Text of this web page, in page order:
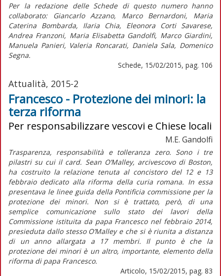
Per la redazione delle Schede di questo numero hanno
collaborato: Giancarlo Azzano, Marco Bernardoni, Maria
Caterina Bombarda, Ilaria Chia, Eleonora Corti Savarese,
Andrea Franzoni, Maria Elisabetta Gandolfi, Marco Giardini,
Manuela Panieri, Valeria Roncarati, Daniela Sala, Domenico
Segna.
Schede, 15/02/2015, pag. 106
Attualità, 2015-2
Francesco - Protezione dei minori: la
terza riforma
Per responsabilizzare vescovi e Chiese locali
M.E. Gandolfi
Trasparenza, responsabilità e tolleranza zero. Sono i tre
pilastri su cui il card. Sean O’Malley, arcivescovo di Boston,
ha costruito la relazione tenuta al concistoro del 12 e 13
febbraio dedicato alla riforma della curia romana. In essa
presentava le linee guida della Pontificia commissione per la
protezione dei minori. Non si è trattato, però, di una
semplice comunicazione sullo stato dei lavori della
Commissione istituita da papa Francesco nel febbraio 2014,
presieduta dallo stesso O’Malley e che si è riunita a distanza
di un anno allargata a 17 membri. Il punto è che la
protezione dei minori è un altro, importante, elemento della
riforma di papa Francesco.
Articolo, 15/02/2015, pag. 83